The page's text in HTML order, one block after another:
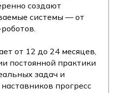
создают
системы — от
от 12 до 24 месяцев,
постоянной практики
задач и
прогресс